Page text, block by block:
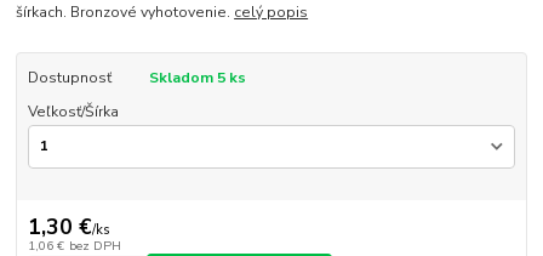
šírkach. Bronzové vyhotovenie. celý popis
Dostupnosť
Skladom 5 ks
Veľkosť/Šírka
1,30 €/ks
1,06 € bez DPH